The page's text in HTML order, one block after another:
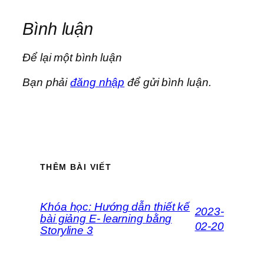
Bình luận
Để lại một bình luận
Bạn phảiđăng nhập để gửi bình luận.
THÊM BÀI VIẾT
Khóa học: Hướng dẫn thiết kế
bài giảng E- learning bằng
Storyline 3
2023-
02-20